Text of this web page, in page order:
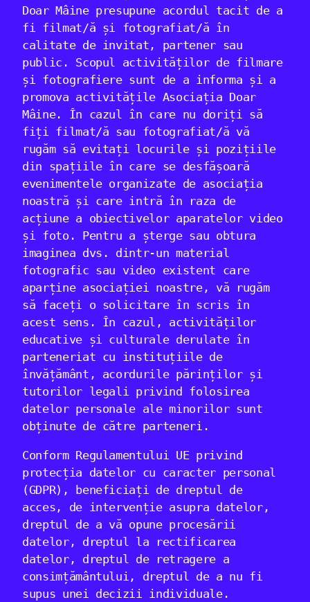
Doar Mâine presupune acordul tacit de a
fi filmat/ă și fotografiat/ă în
calitate de invitat, partener sau
public. Scopul activităților de filmare
și fotografiere sunt de a informa și a
promova activitățile Asociația Doar
Mâine. În cazul în care nu doriți să
fiți filmat/ă sau fotografiat/ă vă
rugăm să evitați locurile și pozițiile
din spațiile în care se desfășoară
evenimentele organizate de asociația
noastră și care intră în raza de
acțiune a obiectivelor aparatelor video
și foto. Pentru a șterge sau obtura
imaginea dvs. dintr-un material
fotografic sau video existent care
aparține asociației noastre, vă rugăm
să faceți o solicitare în scris în
acest sens. În cazul, activităților
educative și culturale derulate în
parteneriat cu instituțiile de
învățământ, acordurile părinților și
tutorilor legali privind folosirea
datelor personale ale minorilor sunt
obținute de către parteneri.
Conform Regulamentului UE privind
protecția datelor cu caracter personal
(GDPR), beneficiați de dreptul de
acces, de intervenție asupra datelor,
dreptul de a vă opune procesării
datelor, dreptul la rectificarea
datelor, dreptul de retragere a
consimțământului, dreptul de a nu fi
supus unei decizii individuale.